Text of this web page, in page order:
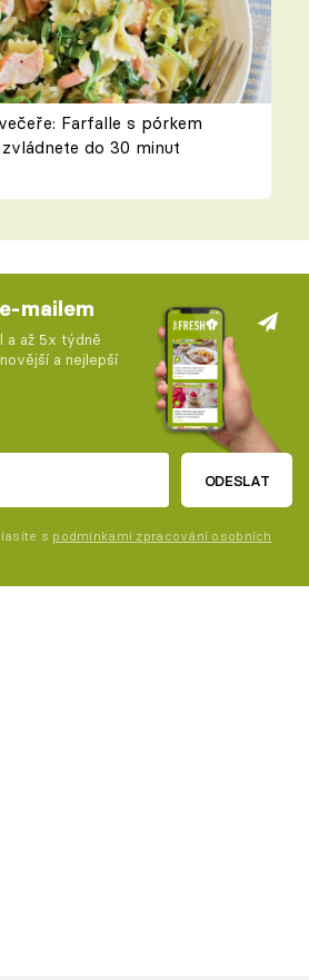
Farfalle s pórkem
do 30 minut
mailem
a až 5x týdně
a nejlepší
ODESLAT
s podmínkami zpracování osobních